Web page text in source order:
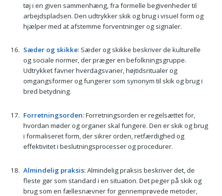
tøj i en given sammenhæng, fra formelle begivenheder til
arbejdspladsen. Den udtrykker skik og brug i visuel form og
hjælper med at afstemme forventninger og signaler.
Sæder og skikke: Sæder og skikke beskriver de kulturelle
og sociale normer, der præger en befolkningsgruppe.
Udtrykket favner hverdagsvaner, højtidsritualer og
omgangsformer og fungerer som synonym til skik og brug i
bred betydning.
Forretningsorden: Forretningsorden er regelsættet for,
hvordan møder og organer skal fungere. Den er skik og brug
i formaliseret form, der sikrer orden, retfærdighed og
effektivitet i beslutningsprocesser og procedurer.
Almindelig praksis: Almindelig praksis beskriver det, de
fleste gør som standard i en situation. Det peger på skik og
brug som en fællesnævner for gennemprøvede metoder,